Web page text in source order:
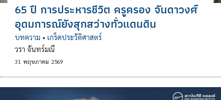
65 ปี การประหารชีวิต ครูครอง จันดาวงศ์
อุดมการณ์ยังสุกสว่างทั่วแดนดิน
บทความ • เกร็ดประวัติศาสตร์
วรา จันทร์มณี
31 พฤษภาคม 2569